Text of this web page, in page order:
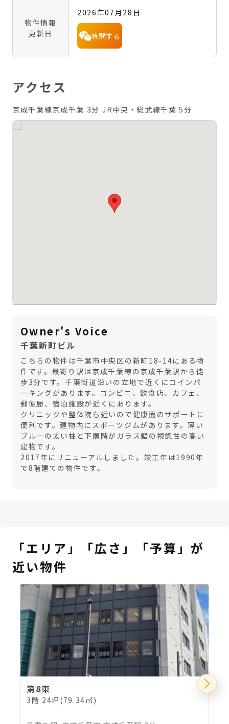
物件情報
更新日
2026年07月28日
質問する
アクセス
京成千葉線京成千葉 3分 JR中央・総武線千葉 5分
Owner's Voice
千葉新町ビル
こちらの物件は千葉市中央区の新町18-14にある物
件です。最寄り駅は京成千葉線の京成千葉駅から徒
歩3分です。千葉街道沿いの立地で近くにコインパ
ーキングがあります。コンビニ、飲食店、カフェ、
郵便局、宿泊施設が近くにあります。
クリニックや整体院も近いので健康面のサポートに
便利です。建物内にスポーツジムがあります。薄い
ブルーの太い柱と下層階がガラス壁の視認性の高い
建物です。
2017年にリニューアルしました。竣工年は1990年
で8階建ての物件です。
「エリア」「広さ」「予算」が
近い物件
第8東
3階 24坪(79.34㎡)